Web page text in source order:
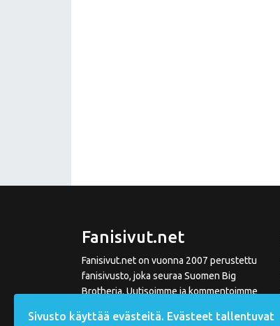
Fanisivut.net
Fanisivut.net on vuonna 2007 perustettu
fanisivusto, joka seuraa Suomen Big
Brotheria. Uutisoimme ja kommentoimme
aikana kuin niiden välissä. Sivustoltamme
Sivusto käyttää evästeitä. Evästeet tallentuvat